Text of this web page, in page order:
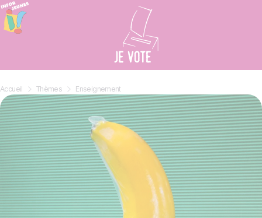
Accueil Thèmes Enseignement
Cookies beheer paneel